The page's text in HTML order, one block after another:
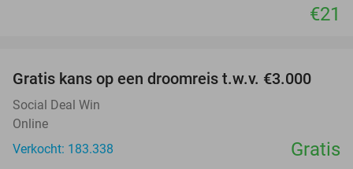
€21
Gratis kans op een droomreis t.w.v. €3.000
Social Deal Win
Online
Verkocht: 183.338
Gratis